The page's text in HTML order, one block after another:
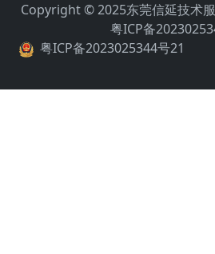
Copyright © 2025东莞信延技术
粤ICP备
粤ICP备2023025344号21